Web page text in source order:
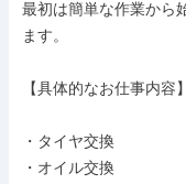
最初は簡単な作業から
ます。
【具体的なお仕事内容】
・タイヤ交換
・オイル交換